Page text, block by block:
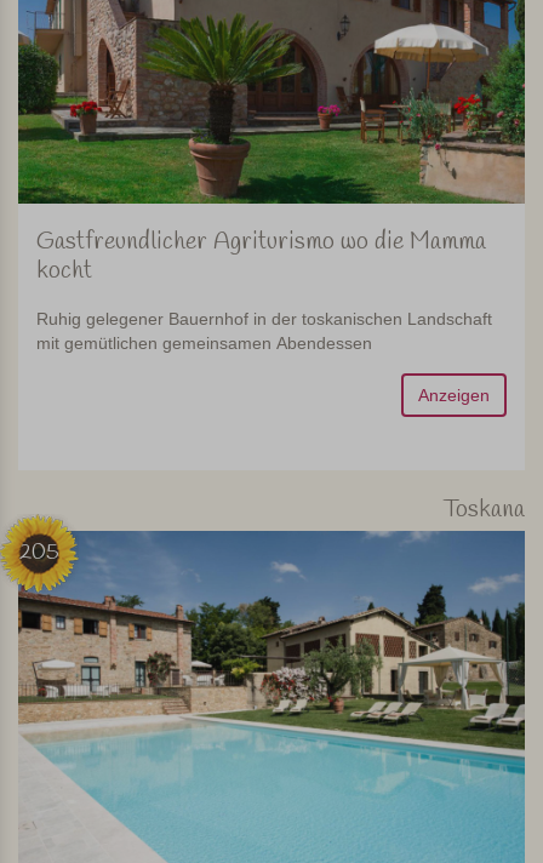
Gastfreundlicher Agriturismo wo die Mamma
kocht
Ruhig gelegener Bauernhof in der toskanischen Landschaft
mit gemütlichen gemeinsamen Abendessen
Anzeigen
Toskana
205